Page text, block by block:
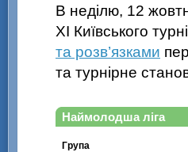
В неділю, 12
XI Київського
та розв’язками
та турнірне
Наймолодша ліга
Група